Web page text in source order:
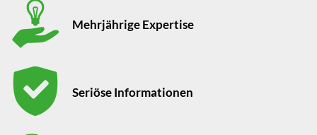
Mehrjährige Expertise
Seriöse Informationen